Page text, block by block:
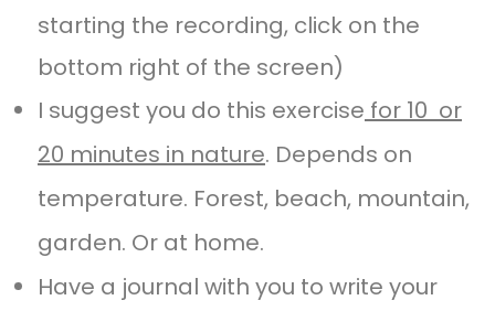
starting the recording, click on the
bottom right of the screen)
I suggest you do this exercise for 10 or
20 minutes in nature. Depends on
temperature. Forest, beach, mountain,
garden. Or at home.
Have a journal with you to write your